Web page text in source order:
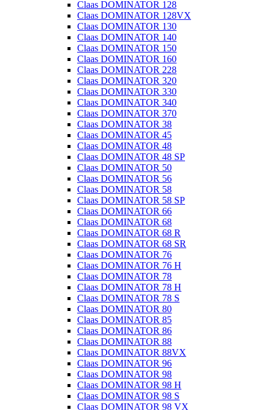
Claas DOMINATOR 128
Claas DOMINATOR 128VX
Claas DOMINATOR 130
Claas DOMINATOR 140
Claas DOMINATOR 150
Claas DOMINATOR 160
Claas DOMINATOR 228
Claas DOMINATOR 320
Claas DOMINATOR 330
Claas DOMINATOR 340
Claas DOMINATOR 370
Claas DOMINATOR 38
Claas DOMINATOR 45
Claas DOMINATOR 48
Claas DOMINATOR 48 SP
Claas DOMINATOR 50
Claas DOMINATOR 56
Claas DOMINATOR 58
Claas DOMINATOR 58 SP
Claas DOMINATOR 66
Claas DOMINATOR 68
Claas DOMINATOR 68 R
Claas DOMINATOR 68 SR
Claas DOMINATOR 76
Claas DOMINATOR 76 H
Claas DOMINATOR 78
Claas DOMINATOR 78 H
Claas DOMINATOR 78 S
Claas DOMINATOR 80
Claas DOMINATOR 85
Claas DOMINATOR 86
Claas DOMINATOR 88
Claas DOMINATOR 88VX
Claas DOMINATOR 96
Claas DOMINATOR 98
Claas DOMINATOR 98 H
Claas DOMINATOR 98 S
Claas DOMINATOR 98 VX